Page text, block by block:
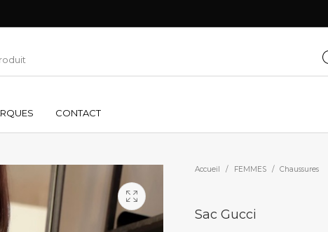
CONTACT
Accueil / FEMMES / Chaussures
Sac Gucci